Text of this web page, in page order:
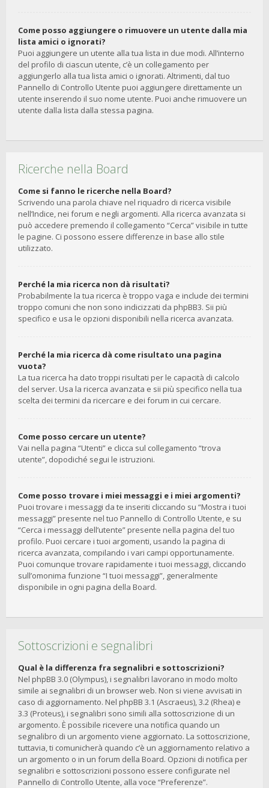
Come posso aggiungere o rimuovere un utente dalla mia
lista amici o ignorati?
Puoi aggiungere un utente alla tua lista in due modi. All’interno
del profilo di ciascun utente, c’è un collegamento per
aggiungerlo alla tua lista amici o ignorati. Altrimenti, dal tuo
Pannello di Controllo Utente puoi aggiungere direttamente un
utente inserendo il suo nome utente. Puoi anche rimuovere un
utente dalla lista dalla stessa pagina.
Ricerche nella Board
Come si fanno le ricerche nella Board?
Scrivendo una parola chiave nel riquadro di ricerca visibile
nell’Indice, nei forum e negli argomenti. Alla ricerca avanzata si
può accedere premendo il collegamento “Cerca” visibile in tutte
le pagine. Ci possono essere differenze in base allo stile
utilizzato.
Perché la mia ricerca non dà risultati?
Probabilmente la tua ricerca è troppo vaga e include dei termini
troppo comuni che non sono indicizzati da phpBB3. Sii più
specifico e usa le opzioni disponibili nella ricerca avanzata.
Perché la mia ricerca dà come risultato una pagina
vuota?
La tua ricerca ha dato troppi risultati per le capacità di calcolo
del server. Usa la ricerca avanzata e sii più specifico nella tua
scelta dei termini da ricercare e dei forum in cui cercare.
Come posso cercare un utente?
Vai nella pagina “Utenti” e clicca sul collegamento “trova
utente”, dopodiché segui le istruzioni.
Come posso trovare i miei messaggi e i miei argomenti?
Puoi trovare i messaggi da te inseriti cliccando su “Mostra i tuoi
messaggi” presente nel tuo Pannello di Controllo Utente, e su
“Cerca i messaggi dell’utente” presente nella pagina del tuo
profilo. Puoi cercare i tuoi argomenti, usando la pagina di
ricerca avanzata, compilando i vari campi opportunamente.
Puoi comunque trovare rapidamente i tuoi messaggi, cliccando
sull’omonima funzione “I tuoi messaggi”, generalmente
disponibile in ogni pagina della Board.
Sottoscrizioni e segnalibri
Qual è la differenza fra segnalibri e sottoscrizioni?
Nel phpBB 3.0 (Olympus), i segnalibri lavorano in modo molto
simile ai segnalibri di un browser web. Non si viene avvisati in
caso di aggiornamento. Nel phpBB 3.1 (Ascraeus), 3.2 (Rhea) e
3.3 (Proteus), i segnalibri sono simili alla sottoscrizione di un
argomento. È possibile ricevere una notifica quando un
segnalibro di un argomento viene aggiornato. La sottoscrizione,
tuttavia, ti comunicherà quando c’è un aggiornamento relativo a
un argomento o in un forum della Board. Opzioni di notifica per
segnalibri e sottoscrizioni possono essere configurate nel
Pannello di Controllo Utente, alla voce “Preferenze”.